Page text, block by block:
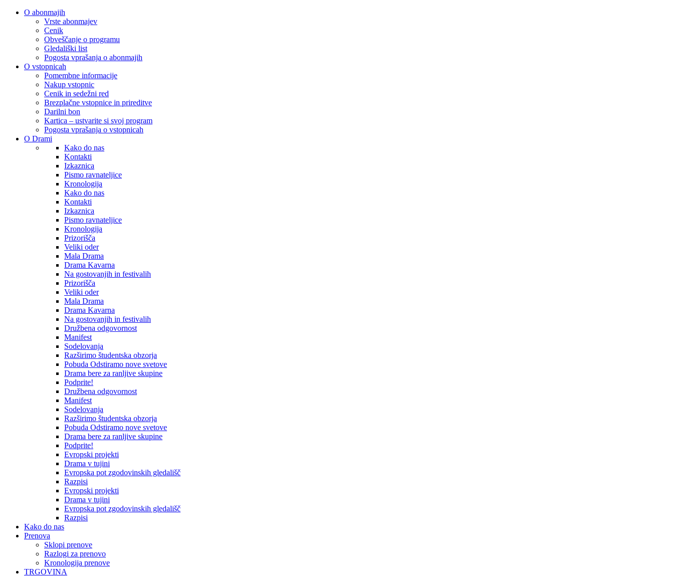
O abonmajih
Vrste abonmajev
Cenik
Obveščanje o programu
Gledališki list
Pogosta vprašanja o abonmajih
O vstopnicah
Pomembne informacije
Nakup vstopnic
Cenik in sedežni red
Brezplačne vstopnice in prireditve
Darilni bon
Kartica – ustvarite si svoj program
Pogosta vprašanja o vstopnicah
O Drami
Kako do nas
Kontakti
Izkaznica
Pismo ravnateljice
Kronologija
Kako do nas
Kontakti
Izkaznica
Pismo ravnateljice
Kronologija
Prizorišča
Veliki oder
Mala Drama
Drama Kavarna
Na gostovanjih in festivalih
Prizorišča
Veliki oder
Mala Drama
Drama Kavarna
Na gostovanjih in festivalih
Družbena odgovornost
Manifest
Sodelovanja
Razširimo študentska obzorja
Pobuda Odstiramo nove svetove
Drama bere za ranljive skupine
Podprite!
Družbena odgovornost
Manifest
Sodelovanja
Razširimo študentska obzorja
Pobuda Odstiramo nove svetove
Drama bere za ranljive skupine
Podprite!
Evropski projekti
Drama v tujini
Evropska pot zgodovinskih gledališč
Razpisi
Evropski projekti
Drama v tujini
Evropska pot zgodovinskih gledališč
Razpisi
Kako do nas
Prenova
Sklopi prenove
Razlogi za prenovo
Kronologija prenove
TRGOVINA